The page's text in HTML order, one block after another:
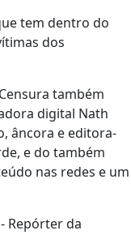
tem dentro do
dos
também
digital Nath
âncora e editora-
e do também
nas redes e um
Repórter da